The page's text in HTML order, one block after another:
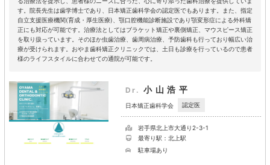
す。院長先生は歯学博士であり、日本矯正歯科学会の認定医でもあります。また、指定
自立支援医療機関(育成・厚生医療)、顎口腔機能診断施設であり顎変形症による外科矯
正にも対応が可能です。治療法としてはブラケット矯正や裏側矯正、マウスピース矯正
を取り扱っています。そのほか虫歯治療、歯周病治療、予防歯科も行っており幅広い治
療が受けられます。おやま歯科矯正クリニックでは、土日も診療を行っているので患者
様のライフスタイルに合わせての通院が可能です。
Dr. 小山浩平
日本矯正歯科学会 認定医
岩手県北上市大通り2-3-1
最寄り駅：北上駅
駐車場あり